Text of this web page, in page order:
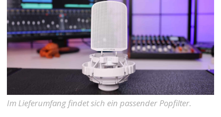
Im Lieferumfang findet sich ein passender Popfilter.